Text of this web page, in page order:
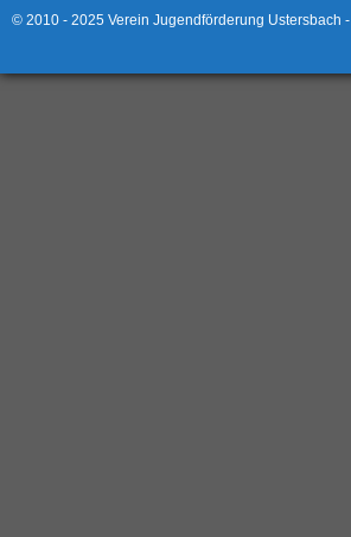
© 2010 - 2025 Verein Jugendförderung Ustersbach -